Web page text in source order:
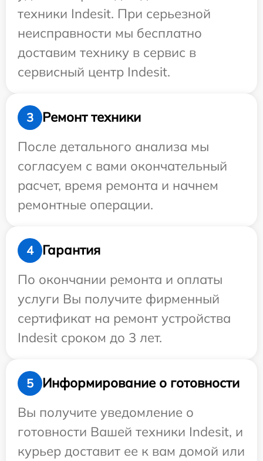
техники Indesit. При серьезной
неисправности мы бесплатно
доставим технику в сервис в
сервисный центр Indesit.
3
Ремонт техники
После детального анализа мы
согласуем с вами окончательный
расчет, время ремонта и начнем
ремонтные операции.
4
Гарантия
По окончании ремонта и оплаты
услуги Вы получите фирменный
сертификат на ремонт устройства
Indesit сроком до 3 лет.
5
Информирование о готовности
Вы получите уведомление о
готовности Вашей техники Indesit, и
курьер доставит ее к вам домой или